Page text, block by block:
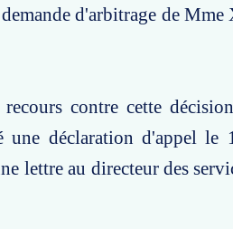
d'arbitrage de
contre cette
une déclaration d'appel le
lettre au directeur des